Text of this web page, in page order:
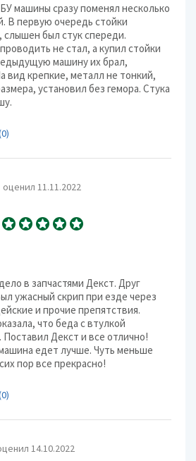
машины сразу поменял несколько
В первую очередь стойки
слышен был стук спереди.
не стал, а купил стойки
машину их брал,
вид крепкие, металл не тонкий,
установил без гемора. Стука
оценил 11.11.2022
в запчастями Декст. Друг
ужасный скрип при езде через
и прочие препятствия.
что беда с втулкой
Поставил Декст и все отлично!
едет лучше. Чуть меньше
пор все прекрасно!
14.10.2022